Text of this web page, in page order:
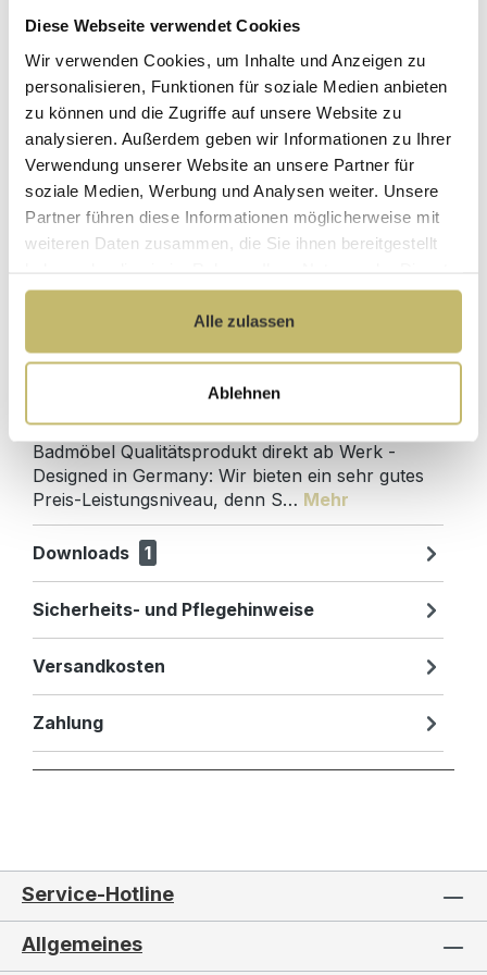
Diese Webseite verwendet Cookies
Wir verwenden Cookies, um Inhalte und Anzeigen zu
personalisieren, Funktionen für soziale Medien anbieten
zu können und die Zugriffe auf unsere Website zu
analysieren. Außerdem geben wir Informationen zu Ihrer
Verwendung unserer Website an unsere Partner für
soziale Medien, Werbung und Analysen weiter. Unsere
Partner führen diese Informationen möglicherweise mit
weiteren Daten zusammen, die Sie ihnen bereitgestellt
gesammelt haben.
Alle zulassen
Ablehnen
Hochwertige
Materialien
Herstellerpreis
ohne
Zwischenhändler
Kundenbetreuung
mit bester
Bewertung
Gut verpackt für
beschädigungsfreie
Lieferung
Designed in
Germany
1 Monat risikofreies
Rückgaberecht
Produktdetails
Badmöbel Qualitätsprodukt direkt ab Werk -
Designed in Germany: Wir bieten ein sehr gutes
Preis-Leistungsniveau, denn S… Mehr
Downloads 1
Sicherheits- und Pflegehinweise
Versandkosten
Zahlung
Service-Hotline
Allgemeines